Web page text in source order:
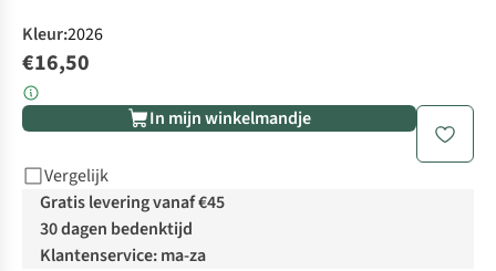
Kleur:2026
€16,50
In mijn winkelmandje
Vergelijk
Gratis levering vanaf €45
30 dagen bedenktijd
Klantenservice: ma-za